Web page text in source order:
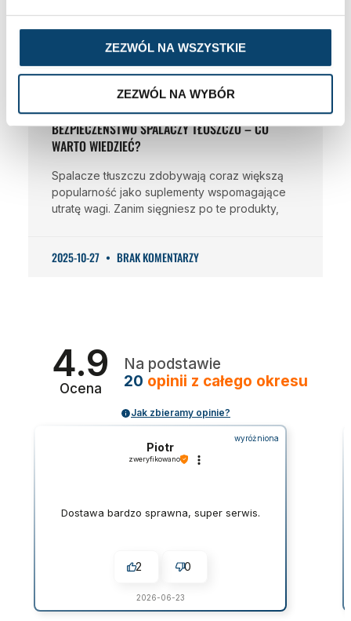
ZEZWÓL NA WSZYSTKIE
ZEZWÓL NA WYBÓR
BEZPIECZEŃSTWO SPALACZY TŁUSZCZU – CO
WARTO WIEDZIEĆ?
Spalacze tłuszczu zdobywają coraz większą
popularność jako suplementy wspomagające
utratę wagi. Zanim sięgniesz po te produkty,
2025-10-27 BRAK KOMENTARZY
4.9
Ocena
Na podstawie
20 opinii z całego okresu
Jak zbieramy opinie?
wyróżniona
Piotr
zweryfikowano
Dostawa bardzo sprawna, super serwis.
2 0
2026-06-23